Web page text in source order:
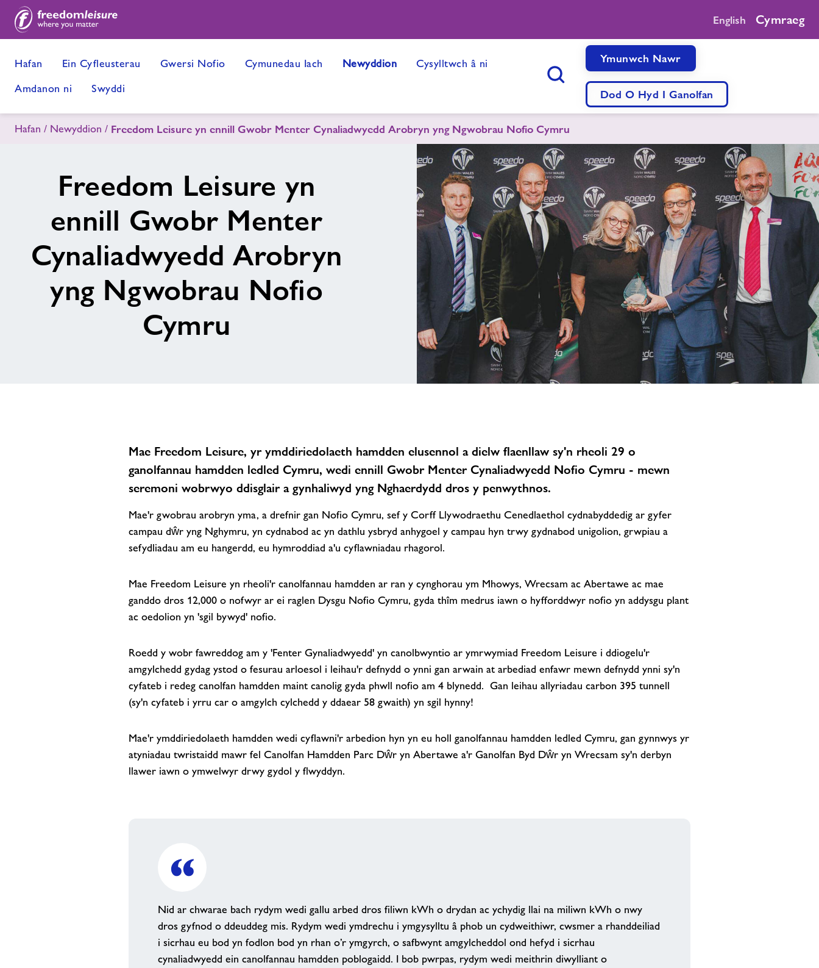
English Cymraeg
Hafan Ein Cyfleusterau Gwersi Nofio Cymunedau Iach Newyddion Cysylltwch â ni
Amdanon ni Swyddi
Ymunwch Nawr
Dod O Hyd I Ganolfan
Hafan Newyddion Freedom Leisure yn ennill Gwobr Menter Cynaliadwyedd Arobryn yng Ngwobrau Nofio Cymru
Freedom Leisure yn
ennill Gwobr Menter
Cynaliadwyedd Arobryn
yng Ngwobrau Nofio
Cymru
Mae Freedom Leisure, yr ymddiriedolaeth hamdden elusennol a dielw flaenllaw sy'n rheoli 29 o
ganolfannau hamdden ledled Cymru, wedi ennill Gwobr Menter Cynaliadwyedd Nofio Cymru - mewn
seremoni wobrwyo ddisglair a gynhaliwyd yng Nghaerdydd dros y penwythnos.
Mae'r gwobrau arobryn yma, a drefnir gan Nofio Cymru, sef y Corff Llywodraethu Cenedlaethol cydnabyddedig ar gyfer
campau dŵr yng Nghymru, yn cydnabod ac yn dathlu ysbryd anhygoel y campau hyn trwy gydnabod unigolion, grwpiau a
sefydliadau am eu hangerdd, eu hymroddiad a'u cyflawniadau rhagorol.
Mae Freedom Leisure yn rheoli'r canolfannau hamdden ar ran y cynghorau ym Mhowys, Wrecsam ac Abertawe ac mae
ganddo dros 12,000 o nofwyr ar ei raglen Dysgu Nofio Cymru, gyda thîm medrus iawn o hyfforddwyr nofio yn addysgu plant
ac oedolion yn 'sgil bywyd' nofio.
Roedd y wobr fawreddog am y 'Fenter Gynaliadwyedd' yn canolbwyntio ar ymrwymiad Freedom Leisure i ddiogelu'r
amgylchedd gydag ystod o fesurau arloesol i leihau'r defnydd o ynni gan arwain at arbediad enfawr mewn defnydd ynni sy'n
cyfateb i redeg canolfan hamdden maint canolig gyda phwll nofio am 4 blynedd. Gan leihau allyriadau carbon 395 tunnell
(sy'n cyfateb i yrru car o amgylch cylchedd y ddaear 58 gwaith) yn sgil hynny!
Mae'r ymddiriedolaeth hamdden wedi cyflawni'r arbedion hyn yn eu holl ganolfannau hamdden ledled Cymru, gan gynnwys yr
atyniadau twristaidd mawr fel Canolfan Hamdden Parc Dŵr yn Abertawe a'r Ganolfan Byd Dŵr yn Wrecsam sy'n derbyn
llawer iawn o ymwelwyr drwy gydol y flwyddyn.
Nid ar chwarae bach rydym wedi gallu arbed dros filiwn kWh o drydan ac ychydig llai na miliwn kWh o nwy
dros gyfnod o ddeuddeg mis. Rydym wedi ymdrechu i ymgysylltu â phob un cydweithiwr, cwsmer a rhanddeiliad
i sicrhau eu bod yn fodlon bod yn rhan o’r ymgyrch, o safbwynt amgylcheddol ond hefyd i sicrhau
cynaliadwyedd ein canolfannau hamdden poblogaidd. I bob pwrpas, rydym wedi meithrin diwylliant o